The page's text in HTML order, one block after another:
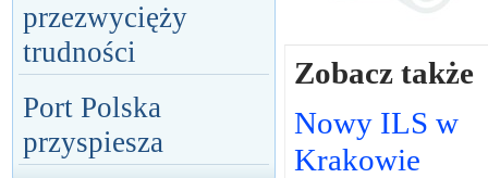
przezwycięży
trudności
Port Polska
przyspiesza
Zobacz także
Nowy ILS w
Krakowie